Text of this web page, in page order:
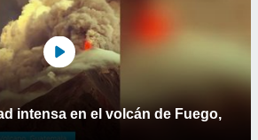
intensa en el volcán de Fuego,